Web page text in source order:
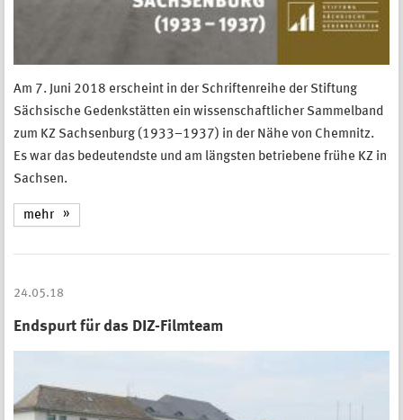
Am 7. Juni 2018 erscheint in der Schriftenreihe der Stiftung
Sächsische Gedenkstätten ein wissenschaftlicher Sammelband
zum KZ Sachsenburg (1933–1937) in der Nähe von Chemnitz.
Es war das bedeutendste und am längsten betriebene frühe KZ in
Sachsen.
mehr
24.05.18
Endspurt für das DIZ-Filmteam